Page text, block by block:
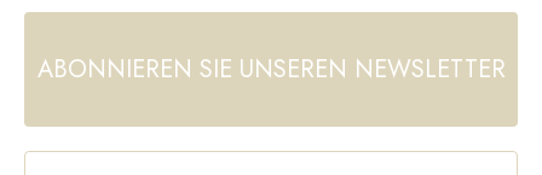
ABONNIEREN SIE UNSEREN NEWSLETTER